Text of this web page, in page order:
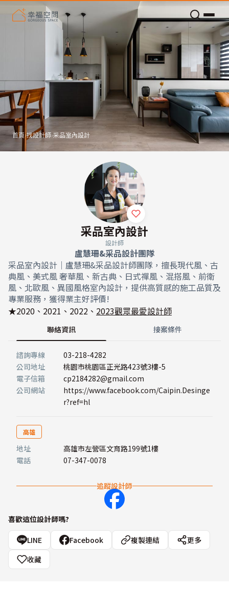
老屋預算分配與高 CP 值煥新術
首頁›找設計師›采品室內設計
采品室內設計
設計師
盧慧珊&采品設計團隊
采品室內設計｜盧慧珊&采品設計師團隊，擅長現代風、古
典風、美式風 奢華風、新古典、日式禪風、混搭風、前衛
風、北歐風、異國風格室內設計，提供高質感的施工品質及
專業服務，獲得業主好評價!
★2020、2021、2022、 2023觀眾最愛設計師
聯絡資訊 接案條件
諮詢專線
03-218-4282
公司地址
桃園市桃園區正光路423號3樓-5
電子信箱
cp2184282@gmail.com
公司網站
https://www.facebook.com/Caipin.Desinge
r?ref=hl
高雄
地址
高雄市左營區文育路199號1樓
電話
07-347-0078
追蹤設計師
喜歡這位設計師嗎?
LINE Facebook 複製連結
更多
收藏